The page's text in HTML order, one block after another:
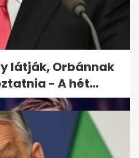
zajlik a közmédia
jön a nyilvános...
látják, Orbánnak
- A hét...